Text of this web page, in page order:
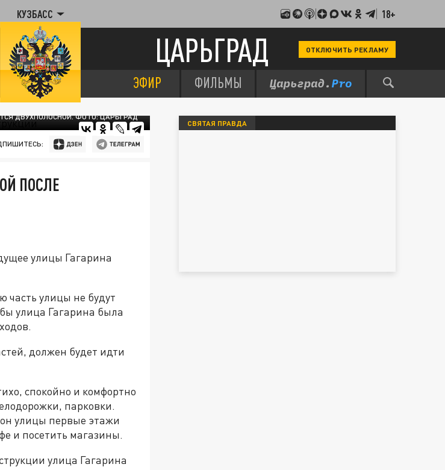
КУЗБАСС 18+
ЦАРЬГРАД ОТКЛЮЧИТЬ РЕКЛАМУ
ЭФИР ФИЛЬМЫ
ДВУХПОЛОСНОЙ. ФОТО: ЦАРЬГРАД
ПОСЛЕ
улицы Гагарина
часть улицы не будут
улица Гагарина была
должен будет идти
спокойно и комфортно
парковки.
улицы первые этажи
и посетить магазины.
улица Гагарина
СВЯТАЯ ПРАВДА